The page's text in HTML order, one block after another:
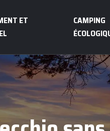
ET
CAMPING